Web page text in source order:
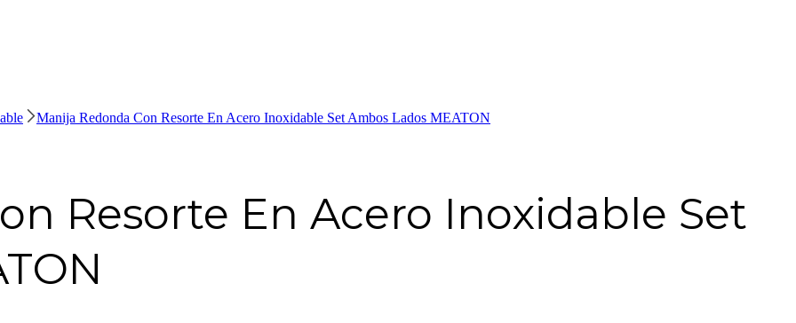
Manija Redonda Con Resorte En Acero Inoxidable Set Ambos Lados MEATON
Resorte En Acero Inoxidable Set